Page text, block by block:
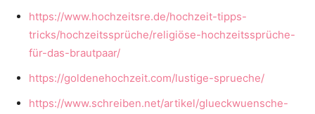
https://www.hochzeitsre.de/hochzeit-tipps-
tricks/hochzeitssprüche/religiöse-hochzeitssprüche-
für-das-brautpaar/
https://goldenehochzeit.com/lustige-sprueche/
https://www.schreiben.net/artikel/glueckwuensche-